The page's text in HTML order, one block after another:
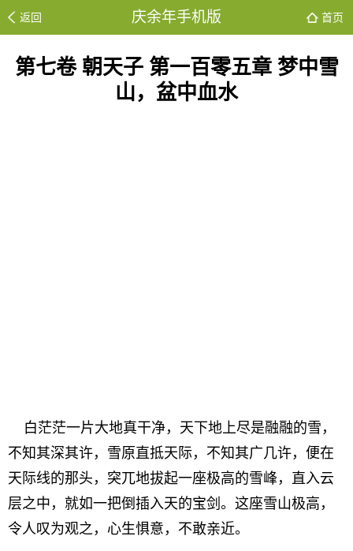
返回 庆余年手机版 首页
第七卷 朝天子 第一百零五章 梦中雪
山，盆中血水
白茫茫一片大地真干净，天下地上尽是融融的雪，
不知其深其许，雪原直抵天际，不知其广几许，便在
天际线的那头，突兀地拔起一座极高的雪峰，直入云
层之中，就如一把倒插入天的宝剑。这座雪山极高，
令人叹为观之，心生惧意，不敢亲近。